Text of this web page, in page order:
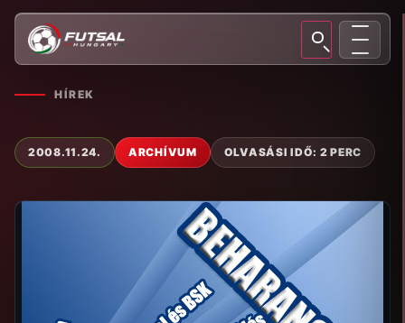
HÍREK
2008.11.24. ARCHÍVUM OLVASÁSI IDŐ: 2 PERC